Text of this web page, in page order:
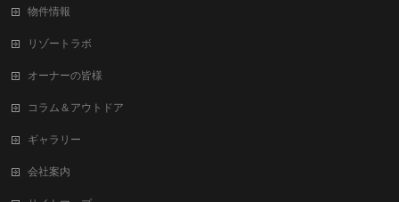
物件情報
リゾートラボ
オーナーの皆様
コラム＆アウトドア
ギャラリー
会社案内